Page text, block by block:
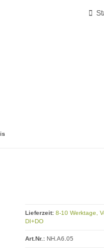
Lieferzeit: 8-10 Werktage,
DI+DO
Art.Nr.: NH.A6.05